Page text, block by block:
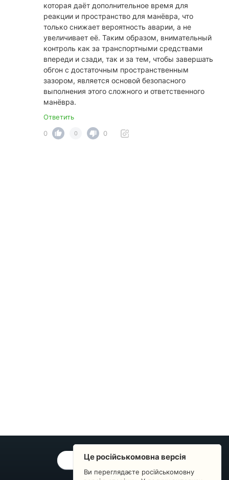
которая даёт дополнительное время для
реакции и пространство для манёвра, что
только снижает вероятность аварии, а не
увеличивает её. Таким образом, внимательный
контроль как за транспортными средствами
впереди и сзади, так и за тем, чтобы завершать
обгон с достаточным пространственным
зазором, является основой безопасного
выполнения этого сложного и ответственного
манёвра.
Ответить
0
0 0
ОБРАТНАЯ СВЯЗЬ
Це російськомовна версія
Ви переглядаєте російськомовну